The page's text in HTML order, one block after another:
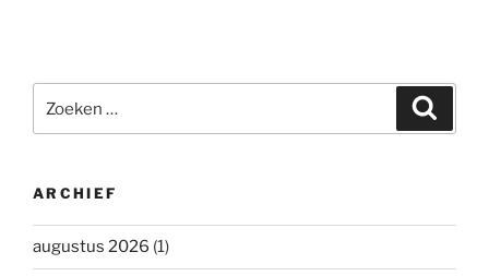
naar:
ARCHIEF
augustus 2026 (1)